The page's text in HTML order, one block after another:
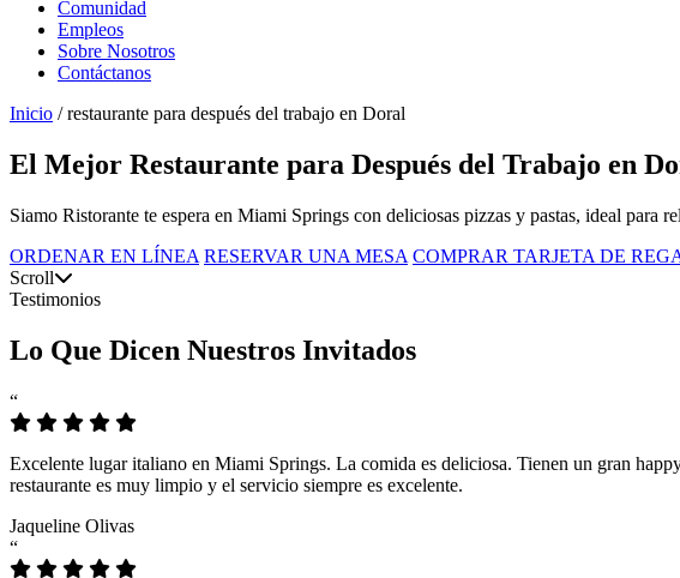
Comunidad
Empleos
Sobre Nosotros
Contáctanos
Inicio / restaurante para después del trabajo en Doral
El Mejor Restaurante para Después del Trabajo en
Siamo Ristorante te espera en Miami Springs con deliciosas pizzas y pastas, ideal para
ORDENAR EN LÍNEA RESERVAR UNA MESA COMPRAR TARJETA DE
Scroll
Testimonios
Lo Que Dicen Nuestros Invitados
“
Excelente lugar italiano en Miami Springs. La comida es deliciosa. Tienen un gran
restaurante es muy limpio y el servicio siempre es excelente.
Jaqueline Olivas
“